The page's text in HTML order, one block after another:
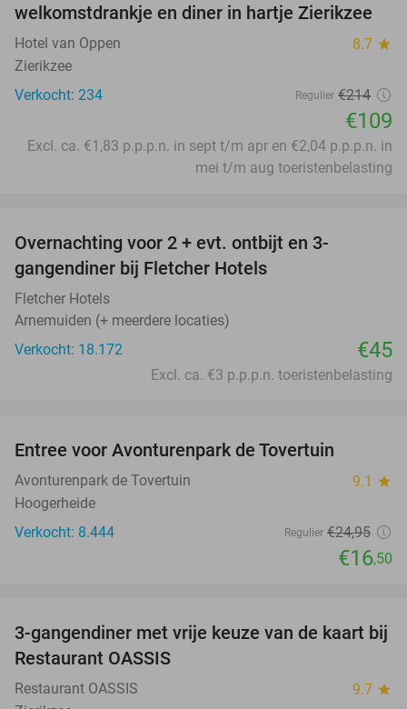
welkomstdrankje en diner in hartje Zierikzee
Hotel van Oppen 8.7 star
Zierikzee
Verkocht: 234
Regulier €214
€109
Excl. ca. €1,83 p.p.p.n. in sept t/m apr en €2,04 p.p.p.n. in
mei t/m aug toeristenbelasting
Overnachting voor 2 + evt. ontbijt en 3-
gangendiner bij Fletcher Hotels
Fletcher Hotels
Arnemuiden (+ meerdere locaties)
Verkocht: 18.172
€45
Excl. ca. €3 p.p.p.n. toeristenbelasting
Entree voor Avonturenpark de Tovertuin
Avonturenpark de Tovertuin 9.1 star
Hoogerheide
Verkocht: 8.444
Regulier €24,95
€16,50
43%
3-gangendiner met vrije keuze van de kaart bij
Restaurant OASSIS
Restaurant OASSIS 9.7 star